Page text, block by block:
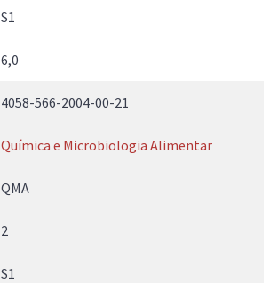
S1
6,0
4058-566-2004-00-21
Química e Microbiologia Alimentar
QMA
2
S1